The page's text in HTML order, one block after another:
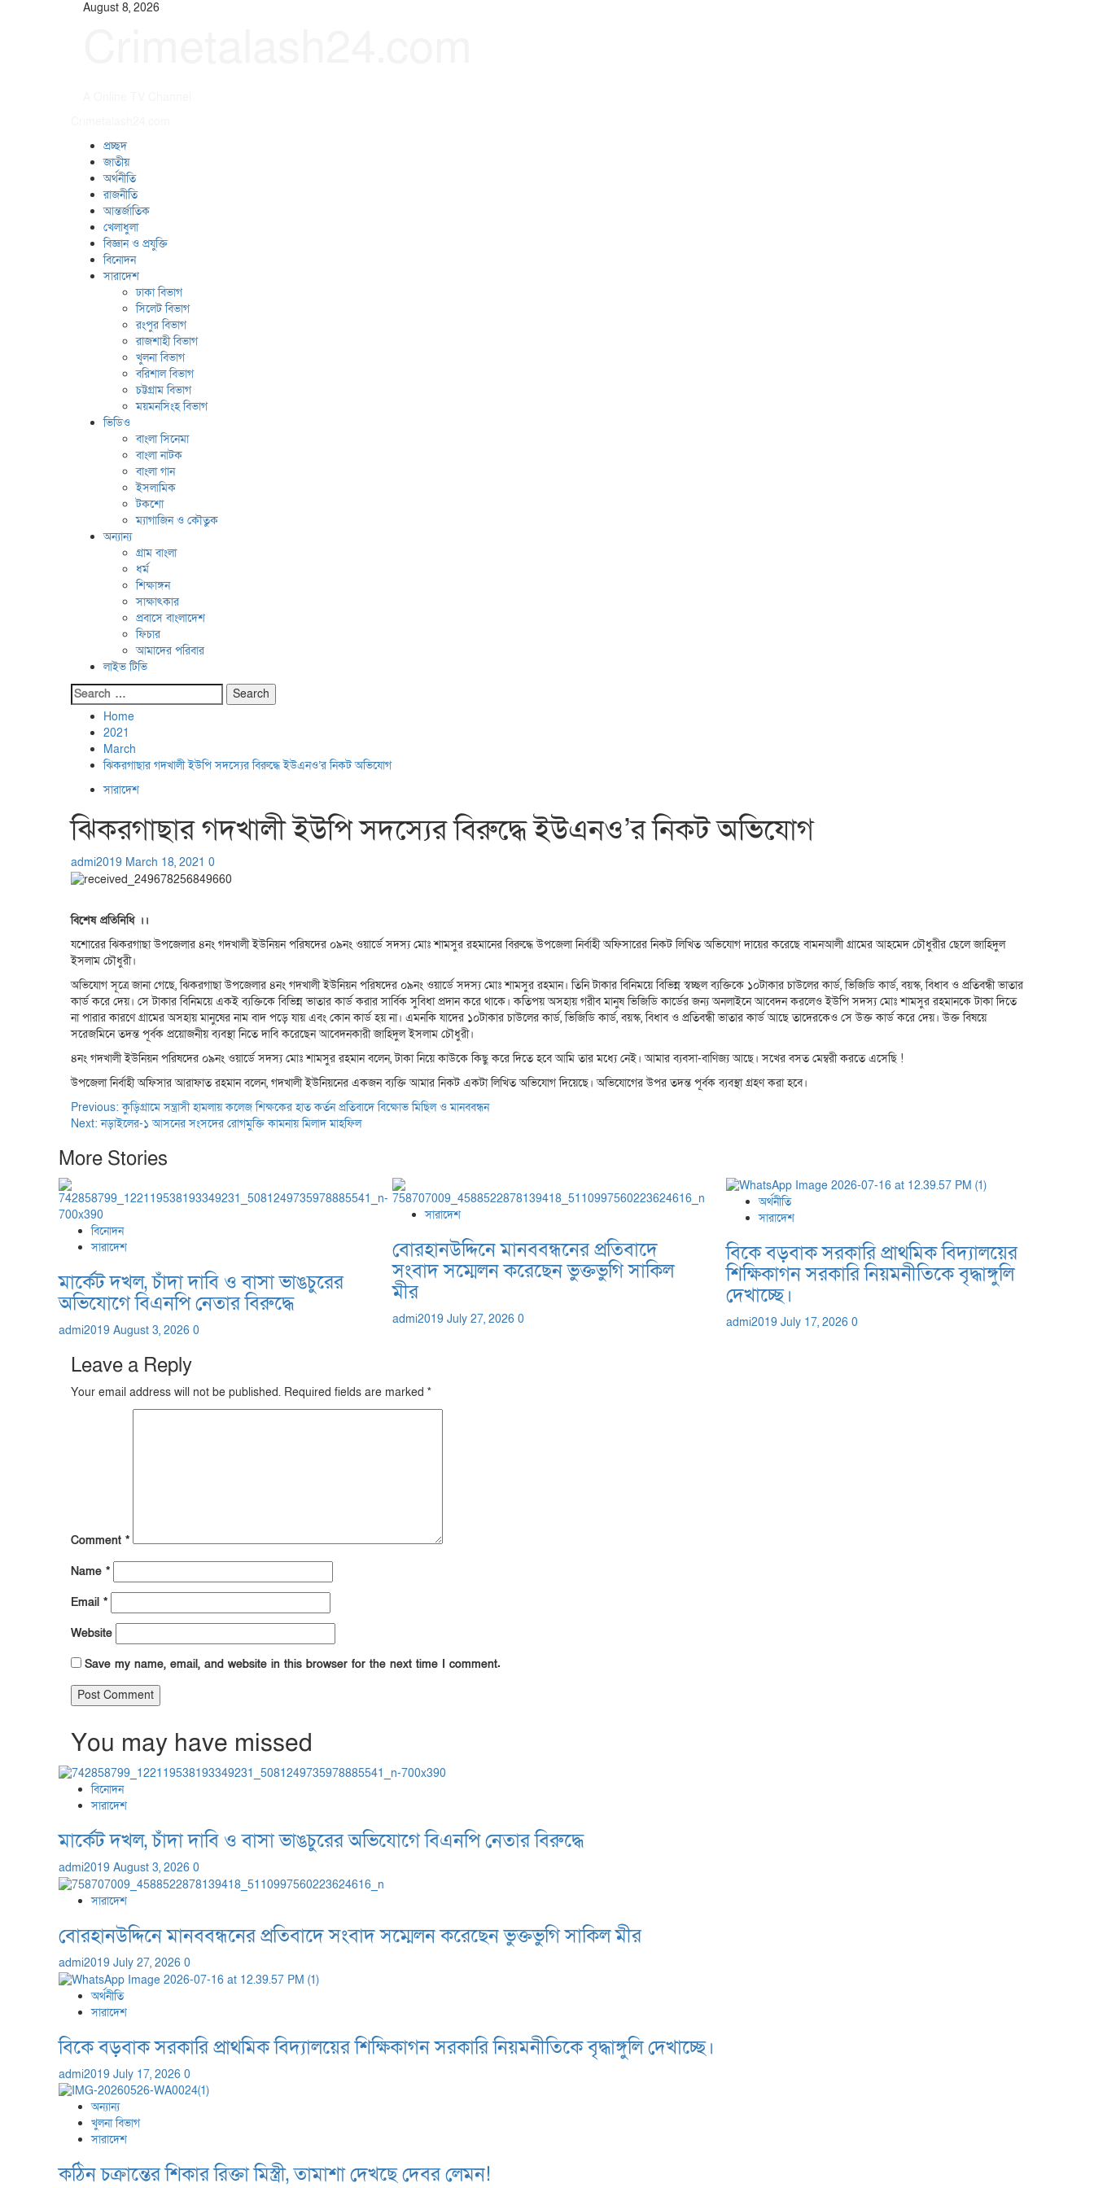
August 8, 2026
প্রচ্ছদ
জাতীয়
অর্থনীতি
রাজনীতি
আন্তর্জাতিক
খেলাধুলা
বিজ্ঞান ও প্রযুক্তি
বিনোদন
সারাদেশ
ঢাকা বিভাগ
সিলেট বিভাগ
রংপুর বিভাগ
রাজশাহী বিভাগ
খুলনা বিভাগ
বরিশাল বিভাগ
চট্টগ্রাম বিভাগ
ময়মনসিংহ বিভাগ
ভিডিও
বাংলা সিনেমা
বাংলা নাটক
বাংলা গান
ইসলামিক
টকশো
ম্যাগাজিন ও কৌতুক
অন্যান্য
গ্রাম বাংলা
ধর্ম
শিক্ষাঙ্গন
সাক্ষাৎকার
প্রবাসে বাংলাদেশ
ফিচার
আমাদের পরিবার
লাইভ টিভি
Home
2021
March
ঝিকরগাছার গদখালী ইউপি সদস্যের বিরুদ্ধে ইউএনও’র নিকট অভিযোগ
সারাদেশ
ঝিকরগাছার গদখালী ইউপি সদস্যের বিরুদ্ধে ইউএনও’র নিকট অভিযোগ
admi2019 March 18, 2021 0
বিশেষ প্রতিনিধি ।।
যশোরের ঝিকরগাছা উপজেলার ৪নং গদখালী ইউনিয়ন পরিষদের ০৯নং ওয়ার্ডে সদস্য মোঃ শামসুর রহমানের বিরুদ্ধে উপজেলা নির্বাহী অফিসারের নিকট লিখিত অভিযোগ দায়ের করেছে বামনআলী গ্রামের আহমেদ চৌধুরীর ছেলে জাহিদুল
ইসলাম চৌধুরী।
অভিযোগ সূত্রে জানা গেছে, ঝিকরগাছা উপজেলার ৪নং গদখালী ইউনিয়ন পরিষদের ০৯নং ওয়ার্ডে সদস্য মোঃ শামসুর রহমান। তিনি টাকার বিনিময়ে বিভিন্ন স্বচ্ছল ব্যক্তিকে ১০টাকার চাউলের কার্ড, ভিজিডি কার্ড, বয়স্ক, বিধাব ও প্রতিবন্ধী ভাতার
কার্ড করে দেয়। সে টাকার বিনিময়ে একই ব্যক্তিকে বিভিন্ন ভাতার কার্ড করার সার্বিক সুবিধা প্রদান করে থাকে। কতিপয় অসহায় গরীব মানুষ ভিজিডি কার্ডের জন্য অনলাইনে আবেদন করলেও ইউপি সদস্য মোঃ শামসুর রহমানকে টাকা দিতে
না পারার কারণে গ্রামের অসহায় মানুষের নাম বাদ পড়ে যায় এবং কোন কার্ড হয় না। এমনকি যাদের ১০টাকার চাউলের কার্ড, ভিজিডি কার্ড, বয়স্ক, বিধাব ও প্রতিবন্ধী ভাতার কার্ড আছে তাদেরকেও সে উক্ত কার্ড করে দেয়। উক্ত বিষয়ে
সরেজমিনে তদন্ত পূর্বক প্রয়োজনীয় ব্যবস্থা নিতে দাবি করেছেন আবেদনকারী জাহিদুল ইসলাম চৌধুরী।
৪নং গদখালী ইউনিয়ন পরিষদের ০৯নং ওয়ার্ডে সদস্য মোঃ শামসুর রহমান বলেন, টাকা নিয়ে কাউকে কিছু করে দিতে হবে আমি তার মধ্যে নেই। আমার ব্যবসা-বাণিজ্য আছে। সখের বসত মেম্বরী করতে এসেছি !
উপজেলা নির্বাহী অফিসার আরাফাত রহমান বলেন, গদখালী ইউনিয়নের একজন ব্যক্তি আমার নিকট একটা লিখিত অভিযোগ দিয়েছে। অভিযোগের উপর তদন্ত পূর্বক ব্যবস্থা গ্রহণ করা হবে।
Previous:কুড়িগ্রামে সন্ত্রাসী হামলায় কলেজ শিক্ষকের হাত কর্তন প্রতিবাদে বিক্ষোভ মিছিল ও মানববন্ধন
Next:নড়াইলের-১ আসনের সংসদের রোগমুক্তি কামনায় মিলাদ মাহফিল
More Stories
বিনোদন
সারাদেশ
মার্কেট দখল, চাঁদা দাবি ও বাসা ভাঙচুরের
অভিযোগে বিএনপি নেতার বিরুদ্ধে
admi2019 August 3, 2026 0
সারাদেশ
বোরহানউদ্দিনে মানববন্ধনের প্রতিবাদে
সংবাদ সম্মেলন করেছেন ভুক্তভুগি সাকিল
মীর
admi2019 July 27, 2026 0
অর্থনীতি
সারাদেশ
বিকে বড়বাক সরকারি প্রাথমিক বিদ্যালয়ের
শিক্ষিকাগন সরকারি নিয়মনীতিকে বৃদ্ধাঙ্গুলি
দেখাচ্ছে।
admi2019 July 17, 2026 0
Leave a Reply
Your email address will not be published. Required fields are marked *
Comment *
Name *
Email *
Website
Save my name, email, and website in this browser for the next time I comment.
You may have missed
বিনোদন
সারাদেশ
মার্কেট দখল, চাঁদা দাবি ও বাসা ভাঙচুরের অভিযোগে বিএনপি নেতার বিরুদ্ধে
admi2019 August 3, 2026 0
সারাদেশ
বোরহানউদ্দিনে মানববন্ধনের প্রতিবাদে সংবাদ সম্মেলন করেছেন ভুক্তভুগি সাকিল মীর
admi2019 July 27, 2026 0
অর্থনীতি
সারাদেশ
বিকে বড়বাক সরকারি প্রাথমিক বিদ্যালয়ের শিক্ষিকাগন সরকারি নিয়মনীতিকে বৃদ্ধাঙ্গুলি দেখাচ্ছে।
admi2019 July 17, 2026 0
অন্যান্য
খুলনা বিভাগ
সারাদেশ
কঠিন চক্রান্তের শিকার রিক্তা মিস্ত্রী, তামাশা দেখছে দেবর লেমন!